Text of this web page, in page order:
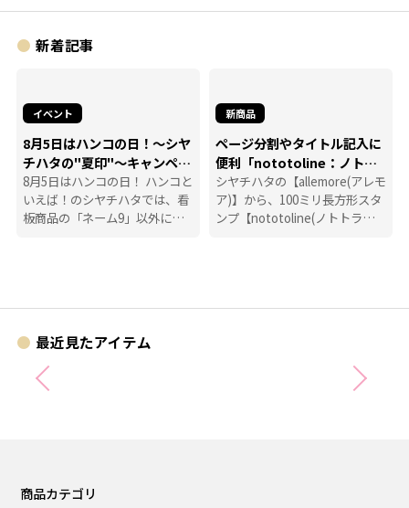
新着記事
イベント
8月5日はハンコの日！～シヤ
チハタの"夏印"～キャンペー
ン
8月5日はハンコの日！ ハンコと
いえば！のシヤチハタでは、看
板商品の「ネーム9」以外に
新商品
ページ分割やタイトル記入に
便利「nototoline：ノトト
ライン」
シヤチハタの【allemore(アレモ
ア)】から、100ミリ長方形スタ
ンプ【nototoline(ノトトライ
最近見たアイテム
商品カテゴリ